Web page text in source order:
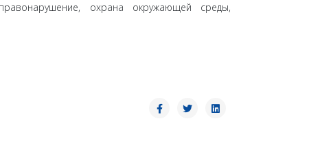
правонарушение, охрана окружающей среды,